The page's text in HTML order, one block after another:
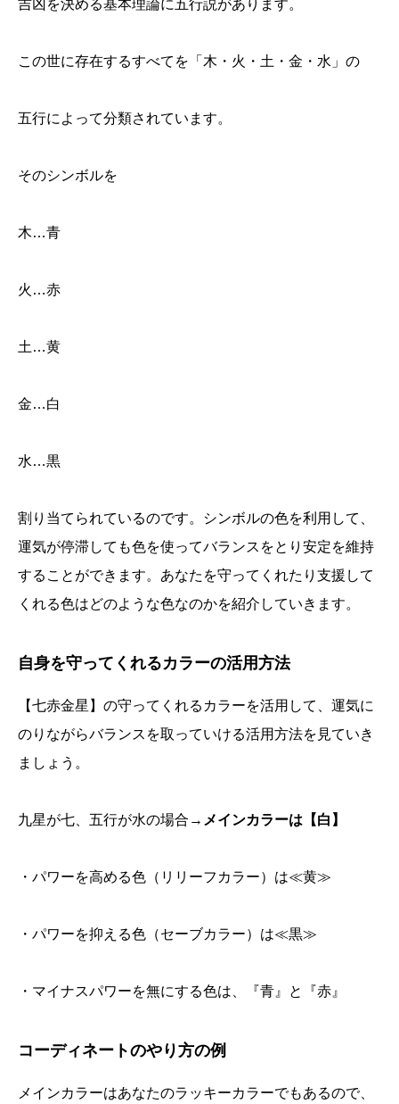
吉凶を決める基本理論に五行説があります。
この世に存在するすべてを「木・火・土・金・水」の
五行によって分類されています。
そのシンボルを
木…青
火…赤
土…黄
金…白
水…黒
割り当てられているのです。シンボルの色を利用して、
運気が停滞しても色を使ってバランスをとり安定を維持
することができます。あなたを守ってくれたり支援して
くれる色はどのような色なのかを紹介していきます。
自身を守ってくれるカラーの活用方法
【七赤金星】の守ってくれるカラーを活用して、運気に
のりながらバランスを取っていける活用方法を見ていき
ましょう。
九星が七、五行が水の場合→ メインカラーは【白】
・パワーを高める色（リリーフカラー）は≪黄≫
・パワーを抑える色（セーブカラー）は≪黒≫
・マイナスパワーを無にする色は、『青』と『赤』
コーディネートのやり方の例
メインカラーはあなたのラッキーカラーでもあるので、